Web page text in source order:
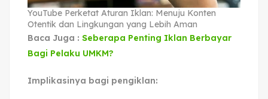
YouTube Perketat Aturan Iklan: Menuju Konten
Otentik dan Lingkungan yang Lebih Aman
Baca Juga : Seberapa Penting Iklan Berbayar
Bagi Pelaku UMKM?
Implikasinya bagi pengiklan: